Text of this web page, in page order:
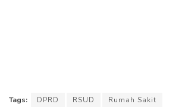
Tags: DPRD RSUD Rumah Sakit